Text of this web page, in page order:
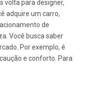
volta para designer,
adquire um carro,
de
Você busca saber
Por exemplo, é
e conforto. Para